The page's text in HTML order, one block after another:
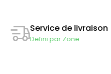
Service de livraison
Defini par Zone